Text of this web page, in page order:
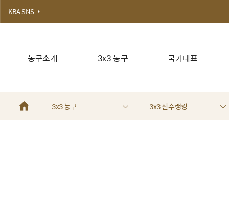
농구소개 3x3 농구 국가대표
KBA SNS
3x3 농구 3x3 선수랭킹